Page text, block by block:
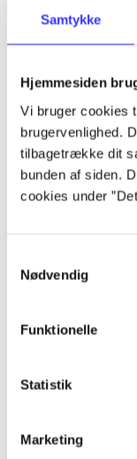
Samtykke
Hjemmesiden
Vi bruger cookies
brugervenlighed.
tilbagetrække dit
bunden af siden.
cookies under
Nødvendig
Funktionelle
Statistik
Marketing
Artikler
...
...
...
...